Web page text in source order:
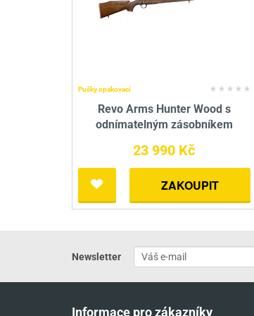
Pušky opakovací
Revo Arms Hunter Wood s
odnímatelným zásobníkem
23 990 Kč
ZAKOUPIT
Newsletter
Informace pro zákazníky